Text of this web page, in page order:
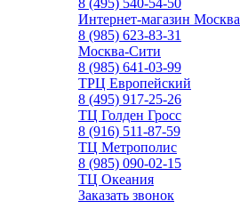
8 (495) 540-54-50
Интернет-магазин Москва
8 (985) 623-83-31
Москва-Сити
8 (985) 641-03-99
ТРЦ Европейский
8 (495) 917-25-26
ТЦ Голден Гросс
8 (916) 511-87-59
ТЦ Метрополис
8 (985) 090-02-15
ТЦ Океания
Заказать звонок